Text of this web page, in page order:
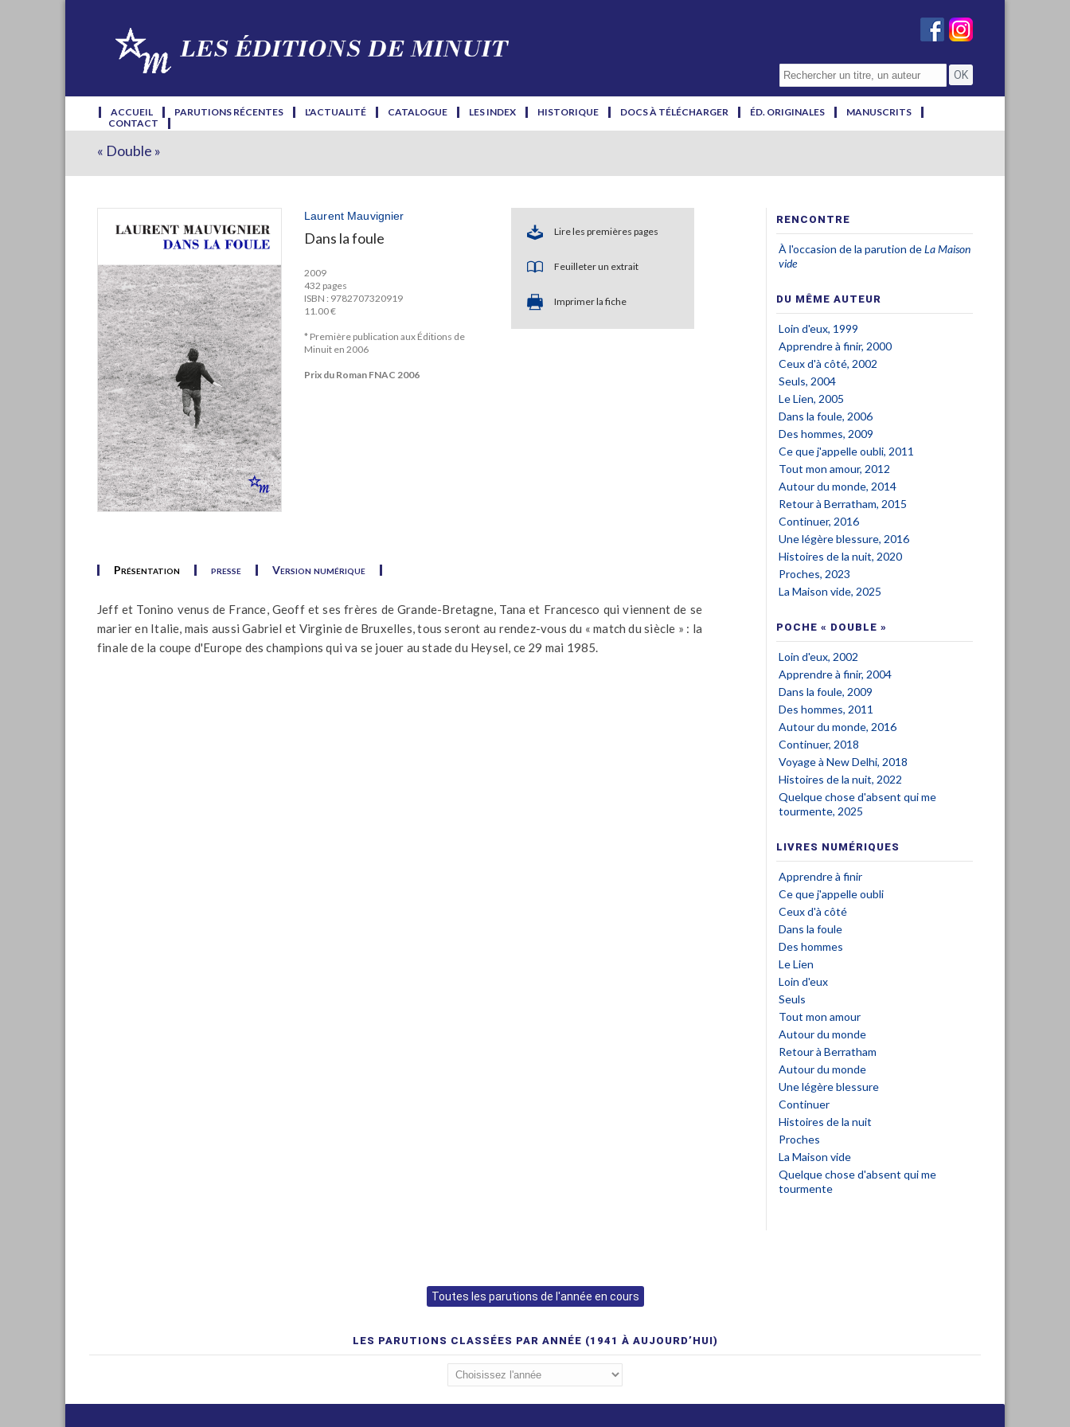
ACCUEIL PARUTIONS RÉCENTES L'ACTUALITÉ CATALOGUE LES INDEX HISTORIQUE DOCS À TÉLÉCHARGER ÉD. ORIGINALES
MANUSCRITS
CONTACT
« Double »
Laurent Mauvignier
Dans la foule
2009
432 pages
ISBN : 9782707320919
11.00 €
* Première publication aux Éditions de
Minuit en 2006
Prix du Roman FNAC 2006
Lire les premières pages
Feuilleter un extrait
Imprimer la fiche
Présentation presse Version numérique
Jeff et Tonino venus de France, Geoff et ses frères de Grande-Bretagne, Tana et Francesco qui viennent de se
marier en Italie, mais aussi Gabriel et Virginie de Bruxelles, tous seront au rendez-vous du « match du siècle » : la
finale de la coupe d'Europe des champions qui va se jouer au stade du Heysel, ce 29 mai 1985.
RENCONTRE
À l'occasion de la parution deLa Maison
vide
DU MÊME AUTEUR
Loin d'eux, 1999
Apprendre à finir, 2000
Ceux d'à côté, 2002
Seuls, 2004
Le Lien, 2005
Dans la foule, 2006
Des hommes, 2009
Ce que j'appelle oubli, 2011
Tout mon amour, 2012
Autour du monde, 2014
Retour à Berratham, 2015
Continuer, 2016
Une légère blessure, 2016
Histoires de la nuit, 2020
Proches, 2023
La Maison vide, 2025
POCHE « DOUBLE »
Loin d'eux, 2002
Apprendre à finir, 2004
Dans la foule, 2009
Des hommes, 2011
Autour du monde, 2016
Continuer, 2018
Voyage à New Delhi, 2018
Histoires de la nuit, 2022
Quelque chose d'absent qui me
tourmente, 2025
LIVRES NUMÉRIQUES
Apprendre à finir
Ce que j'appelle oubli
Ceux d'à côté
Dans la foule
Des hommes
Le Lien
Loin d'eux
Seuls
Tout mon amour
Autour du monde
Retour à Berratham
Autour du monde
Une légère blessure
Continuer
Histoires de la nuit
Proches
La Maison vide
Quelque chose d'absent qui me
tourmente
Toutes les parutions de l'année en cours
LES PARUTIONS CLASSÉES PAR ANNÉE (1941 À AUJOURD’HUI)